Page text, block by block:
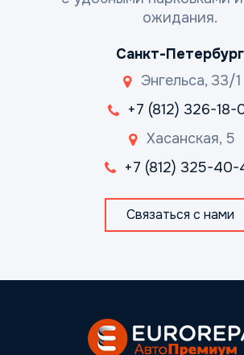
ожидания.
Санкт-Петербург
Энгельса, 33/1
+7 (812) 326-18-
Хасанская, 5
+7 (812) 325-40-
Связаться с нами